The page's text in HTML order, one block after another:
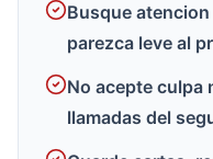
Busque
parezca leve al
No acepte culpa
llamadas del